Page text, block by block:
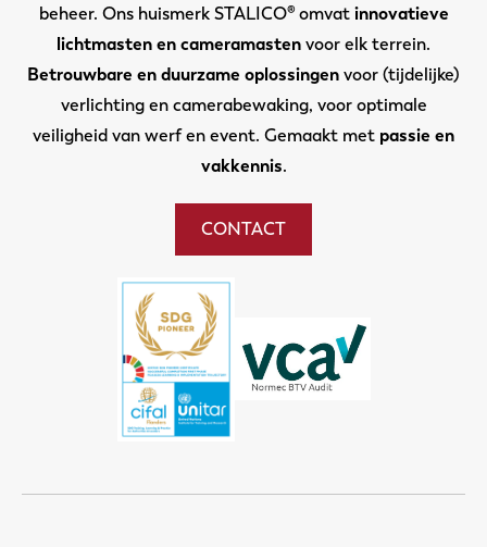
beheer. Ons huismerk STALICO® omvat innovatieve
lichtmasten en cameramasten voor elk terrein.
Betrouwbare en duurzame oplossingen voor (tijdelijke)
verlichting en camerabewaking, voor optimale
veiligheid van werf en event. Gemaakt met passie en
vakkennis.
CONTACT